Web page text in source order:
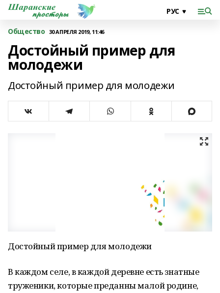
Общество 30 АПРЕЛЯ 2019, 11:46
Достойный пример для
молодежи
Достойный пример для молодежи
Достойный пример для молодежи
В каждом селе, в каждой деревне есть знатные
труженики, которые преданны малой родине,